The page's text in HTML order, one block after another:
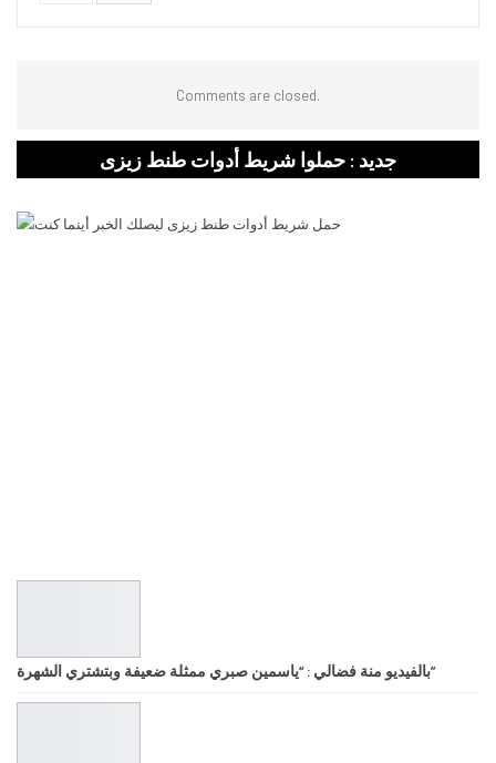
Comments are closed.
جديد : حملوا شريط أدوات طنط زيزى
بالفيديو منة فضالي : “ياسمين صبري ممثلة ضعيفة وبتشتري الشهرة”